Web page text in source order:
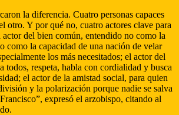
la diferencia. Cuatro personas capaces
otro. Y por qué no, cuatro actores clave para
del bien común, entendido no como la
como la capacidad de una nación de velar
los más necesitados; el actor del
todos, respeta, habla con cordialidad y busca
el actor de la amistad social, para quien
y la polarización porque nadie se salva
expresó el arzobispo, citando al